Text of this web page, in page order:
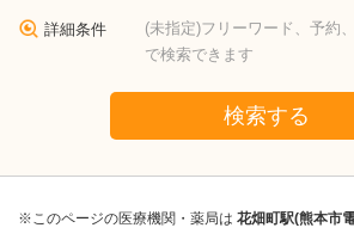
詳細条件
(未指定)フリーワード、予約
で検索できます
検索する
※このページの医療機関・薬局は 花畑町駅(熊本市